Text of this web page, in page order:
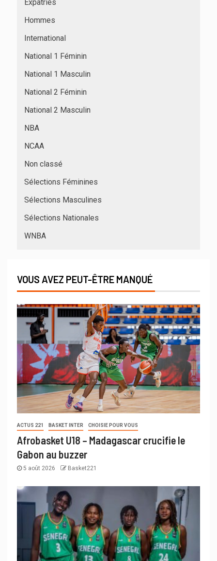
Expatriés
Hommes
International
National 1 Féminin
National 1 Masculin
National 2 Féminin
National 2 Masculin
NBA
NCAA
Non classé
Sélections Féminines
Sélections Masculines
Sélections Nationales
WNBA
VOUS AVEZ PEUT-ÊTRE MANQUÉ
ACTUS 221 BASKET INTER CHOISIE POUR VOUS
Afrobasket U18 – Madagascar crucifie le
Gabon au buzzer
5 août 2026 Basket221